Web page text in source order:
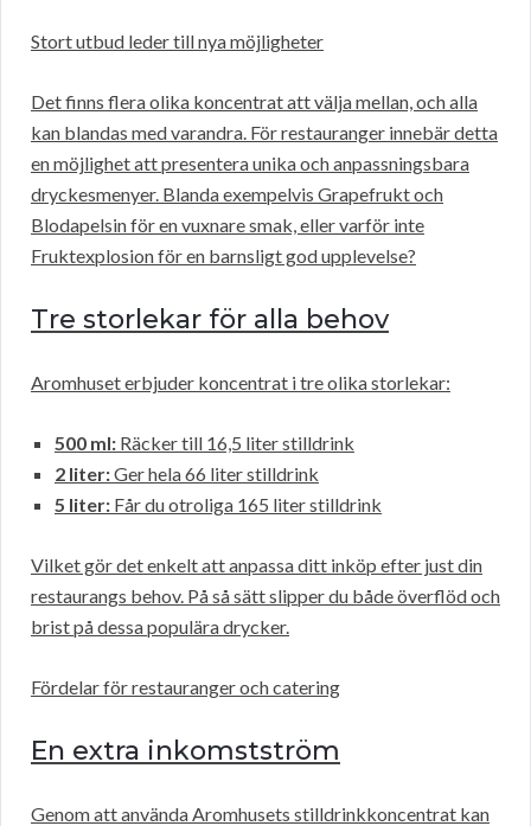
Stort utbud leder till nya möjligheter
Det finns flera olika koncentrat att välja mellan, och alla
kan blandas med varandra. För restauranger innebär detta
en möjlighet att presentera unika och anpassningsbara
dryckesmenyer. Blanda exempelvis Grapefrukt och
Blodapelsin för en vuxnare smak, eller varför inte
Fruktexplosion för en barnsligt god upplevelse?
Tre storlekar för alla behov
Aromhuset erbjuder koncentrat i tre olika storlekar:
500 ml: Räcker till 16,5 liter stilldrink
2 liter:Ger hela 66 liter stilldrink
5 liter: Får du otroliga 165 liter stilldrink
Vilket gör det enkelt att anpassa ditt inköp efter just din
restaurangs behov. På så sätt slipper du både överflöd och
brist på dessa populära drycker.
Fördelar för restauranger och catering
En extra inkomstström
Genom att använda Aromhusets stilldrinkkoncentrat kan